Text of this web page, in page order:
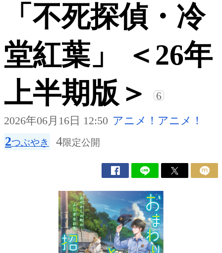
「不死探偵・冷
堂紅葉」 ＜26年
上半期版＞
6
2026年06月16日 12:50 アニメ！アニメ！
2つぶやき 4限定公開